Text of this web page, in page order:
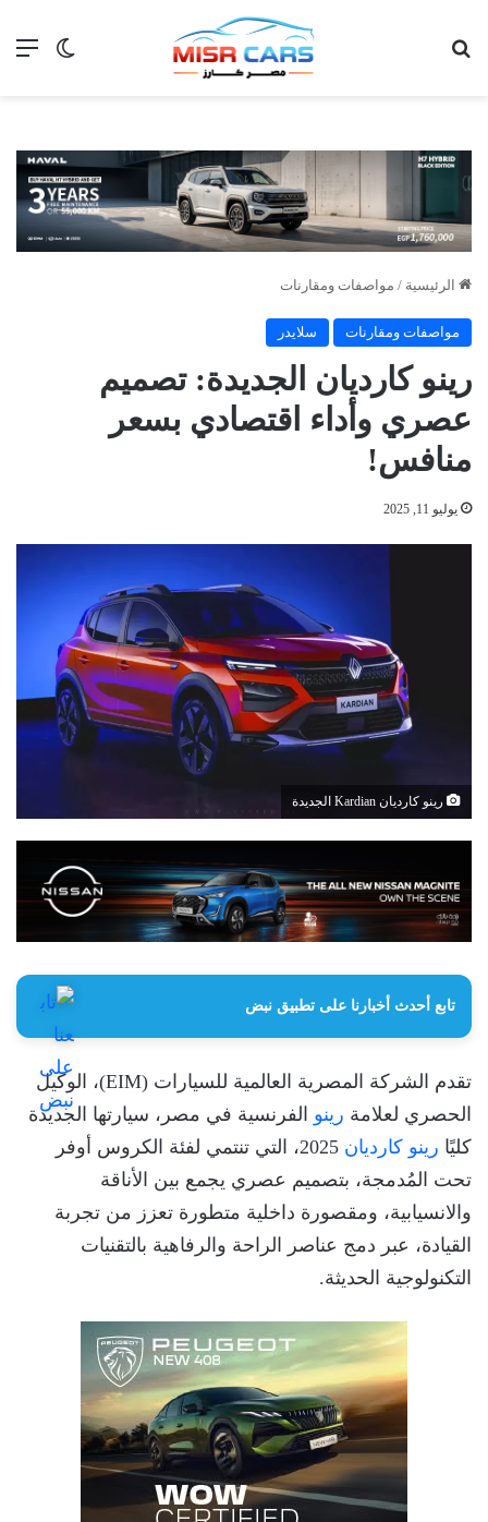
الوضع
الرئيسية / مواصفات ومقارنات
مواصفات ومقارنات سلايدر
رينو كارديان الجديدة: تصميم
عصري وأداء اقتصادي بسعر
منافس!
يوليو 11, 2025
رينو كارديان Kardian الجديدة
تابع أحدث أخبارنا على تطبيق نبض
تقدم الشركة المصرية العالمية للسيارات (EIM)، الوكيل
الحصري لعلامة رينو الفرنسية في مصر، سيارتها الجديدة
كليًا رينو كارديان
2025، التي تنتمي لفئة الكروس أوفر
تحت المُدمجة، بتصميم عصري يجمع بين الأناقة
والانسيابية، ومقصورة داخلية متطورة تعزز من تجربة
القيادة، عبر دمج عناصر الراحة والرفاهية بالتقنيات
التكنولوجية الحديثة.